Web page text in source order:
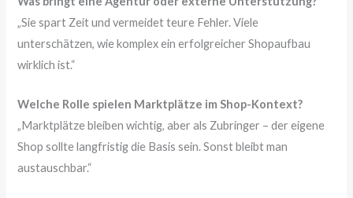
„Sie spart Zeit und vermeidet teure Fehler. Viele
unterschätzen, wie komplex ein erfolgreicher Shopaufbau
wirklich ist.“
Welche Rolle spielen Marktplätze im Shop-Kontext?
„Marktplätze bleiben wichtig, aber als Zubringer – der eigene
Shop sollte langfristig die Basis sein. Sonst bleibt man
austauschbar.“